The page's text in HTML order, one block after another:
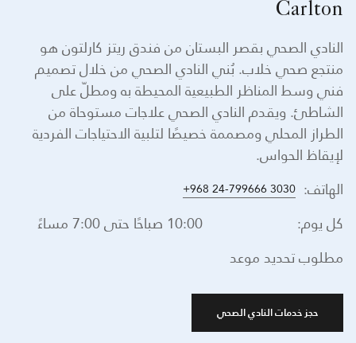
Carlton
النادي الصحي بقصر البستان من فندق ريتز كارلتون هو
منتجع صحي خلاب. بُني النادي الصحي من خلال تصميم
فني وسط المناظر الطبيعية المحيطة به ومطلّ على
الشاطئ. ويقدم النادي الصحي علاجات مستوحاة من
الطراز المحلي ومصممة خصيصًا لتلبية الاحتياجات الفردية
لإيقاظ الحواس.
الهاتف: +968 24-799666 3030
كل يوم:
10:00 صباحًا حتى 7:00 مساءً
مطلوب تحديد موعد
حجز خدمات النادي الصحي